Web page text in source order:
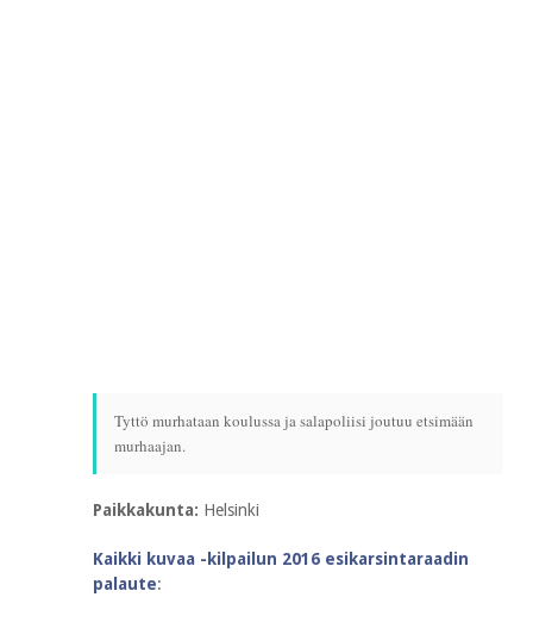
Tyttö murhataan koulussa ja salapoliisi joutuu etsimään
murhaajan.
Paikkakunta: Helsinki
Kaikki kuvaa -kilpailun 2016 esikarsintaraadin
palaute: